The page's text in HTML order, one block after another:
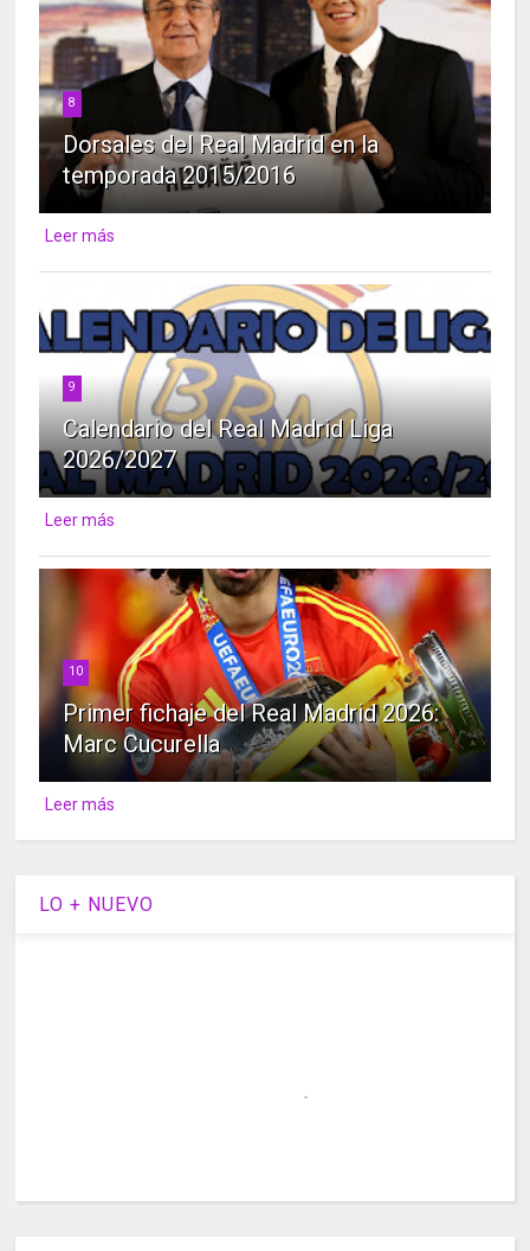
8
Dorsales del Real Madrid en la
temporada 2015/2016
Leer más
9
Calendario del Real Madrid Liga
2026/2027
Leer más
10
Primer fichaje del Real Madrid 2026:
Marc Cucurella
Leer más
LO + NUEVO